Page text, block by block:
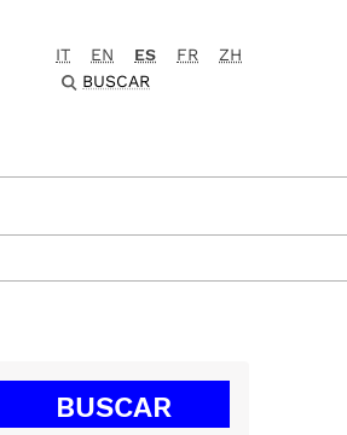
IT EN ES FR
ZH
BUSCAR